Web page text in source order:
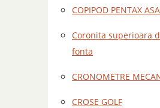
COPIPOD PENTAX
Coronita superioara
fonta
CRONOMETRE
CROSE GOLF